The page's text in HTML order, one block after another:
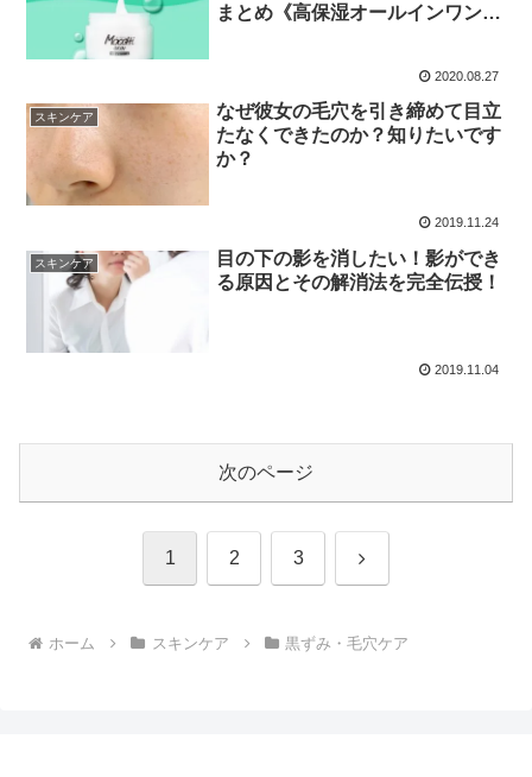
まとめ《高保湿オールインワンク
2020.08.27
スキンケア
なぜ彼女の毛穴を引き締めて目立
たなくできたのか？知りたいです
か？
2019.11.24
スキンケア
目の下の影を消したい！影ができ
る原因とその解消法を完全伝授！
2019.11.04
次のページ
1 2 3 次
ホーム スキンケア 黒ずみ・毛穴ケア